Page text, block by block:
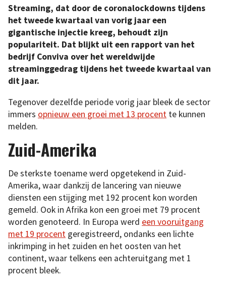
Streaming, dat door de coronalockdowns tijdens
het tweede kwartaal van vorig jaar een
gigantische injectie kreeg, behoudt zijn
populariteit. Dat blijkt uit een rapport van het
bedrijf Conviva over het wereldwijde
streaminggedrag tijdens het tweede kwartaal van
dit jaar.
Tegenover dezelfde periode vorig jaar bleek de sector
immers opnieuw een groei met 13 procent te kunnen
melden.
Zuid-Amerika
De sterkste toename werd opgetekend in Zuid-
Amerika, waar dankzij de lancering van nieuwe
diensten een stijging met 192 procent kon worden
gemeld. Ook in Afrika kon een groei met 79 procent
worden genoteerd. In Europa werd een vooruitgang
met 19 procent geregistreerd, ondanks een lichte
inkrimping in het zuiden en het oosten van het
continent, waar telkens een achteruitgang met 1
procent bleek.